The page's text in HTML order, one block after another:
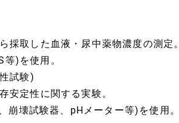
採取した血液・尿中薬物濃度の測定。
)を使用。
試験)
安定性に関する実験。
崩壊試験器、pHメーター等)を使用。